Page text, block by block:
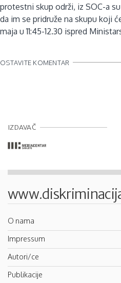
protestni skup održi, iz SOC-a
da im se pridruže na skupu koji
maja u 11:45-12.30 ispred
OSTAVITE KOMENTAR
IZDAVAČ
O nama
Impressum
Autori/ce
Publikacije